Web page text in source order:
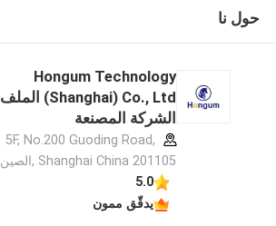
حول نا
Hongum Technology
(Shanghai) Co., Ltd الملف
الشركة المصنعة
5F, No.200 Guoding Road,
Shanghai China 201105 ,الصين
5.0
يدقّق ممون